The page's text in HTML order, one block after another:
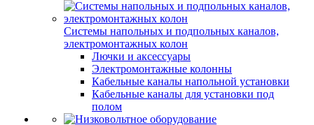
Системы напольных и подпольных каналов,
электромонтажных колон
Лючки и аксессуары
Электромонтажные колонны
Кабельные каналы напольной установки
Кабельные каналы для установки под
полом